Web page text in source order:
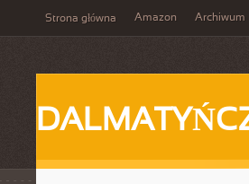
Strona główna Amazon Archiwum